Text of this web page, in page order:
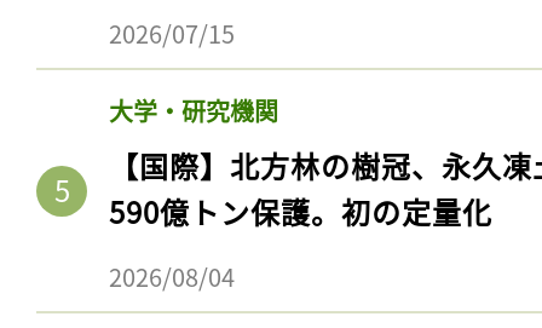
2026/07/15
大学・研究機関
【国際】北方林の樹冠、永久
590億トン保護。初の定量化
2026/08/04